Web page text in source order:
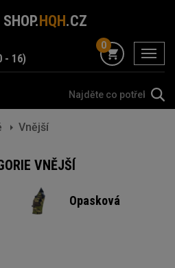
SHOP.HQH.CZ
- 16) menu
0
Vnější
VNĚJŠÍ
Opasková